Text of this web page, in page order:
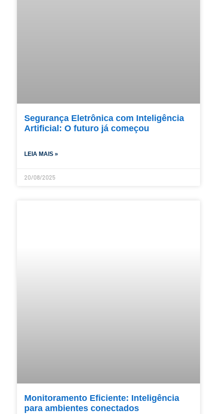
Segurança Eletrônica com Inteligência
Artificial: O futuro já começou
LEIA MAIS »
20/08/2025
Monitoramento Eficiente: Inteligência
para ambientes conectados